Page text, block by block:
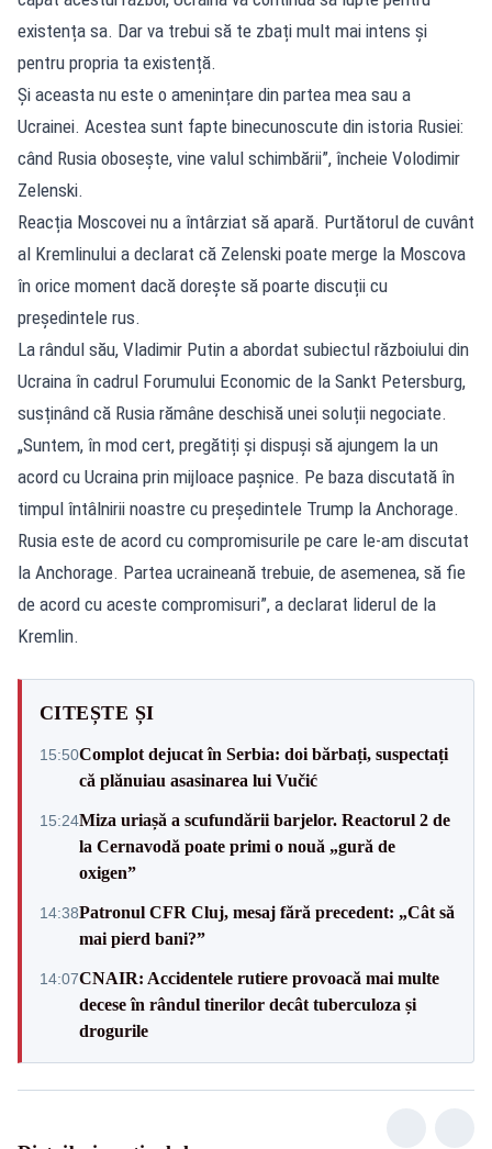
existența sa. Dar va trebui să te zbați mult mai intens și
pentru propria ta existență.
Și aceasta nu este o amenințare din partea mea sau a
Ucrainei. Acestea sunt fapte binecunoscute din istoria Rusiei:
când Rusia obosește, vine valul schimbării”, încheie Volodimir
Zelenski.
Reacția Moscovei nu a întârziat să apară. Purtătorul de cuvânt
al Kremlinului a declarat că Zelenski poate merge la Moscova
în orice moment dacă dorește să poarte discuții cu
președintele rus.
La rândul său, Vladimir Putin a abordat subiectul războiului din
Ucraina în cadrul Forumului Economic de la Sankt Petersburg,
susținând că Rusia rămâne deschisă unei soluții negociate.
„Suntem, în mod cert, pregătiți și dispuși să ajungem la un
acord cu Ucraina prin mijloace pașnice. Pe baza discutată în
timpul întâlnirii noastre cu președintele Trump la Anchorage.
Rusia este de acord cu compromisurile pe care le-am discutat
la Anchorage. Partea ucraineană trebuie, de asemenea, să fie
de acord cu aceste compromisuri”, a declarat liderul de la
Kremlin.
CITEȘTE ȘI
15:50Complot dejucat în Serbia: doi bărbați, suspectați
că plănuiau asasinarea lui Vučić
15:24Miza uriașă a scufundării barjelor. Reactorul 2 de
la Cernavodă poate primi o nouă „gură de
oxigen”
14:38Patronul CFR Cluj, mesaj fără precedent: „Cât să
mai pierd bani?”
14:07CNAIR: Accidentele rutiere provoacă mai multe
decese în rândul tinerilor decât tuberculoza și
drogurile